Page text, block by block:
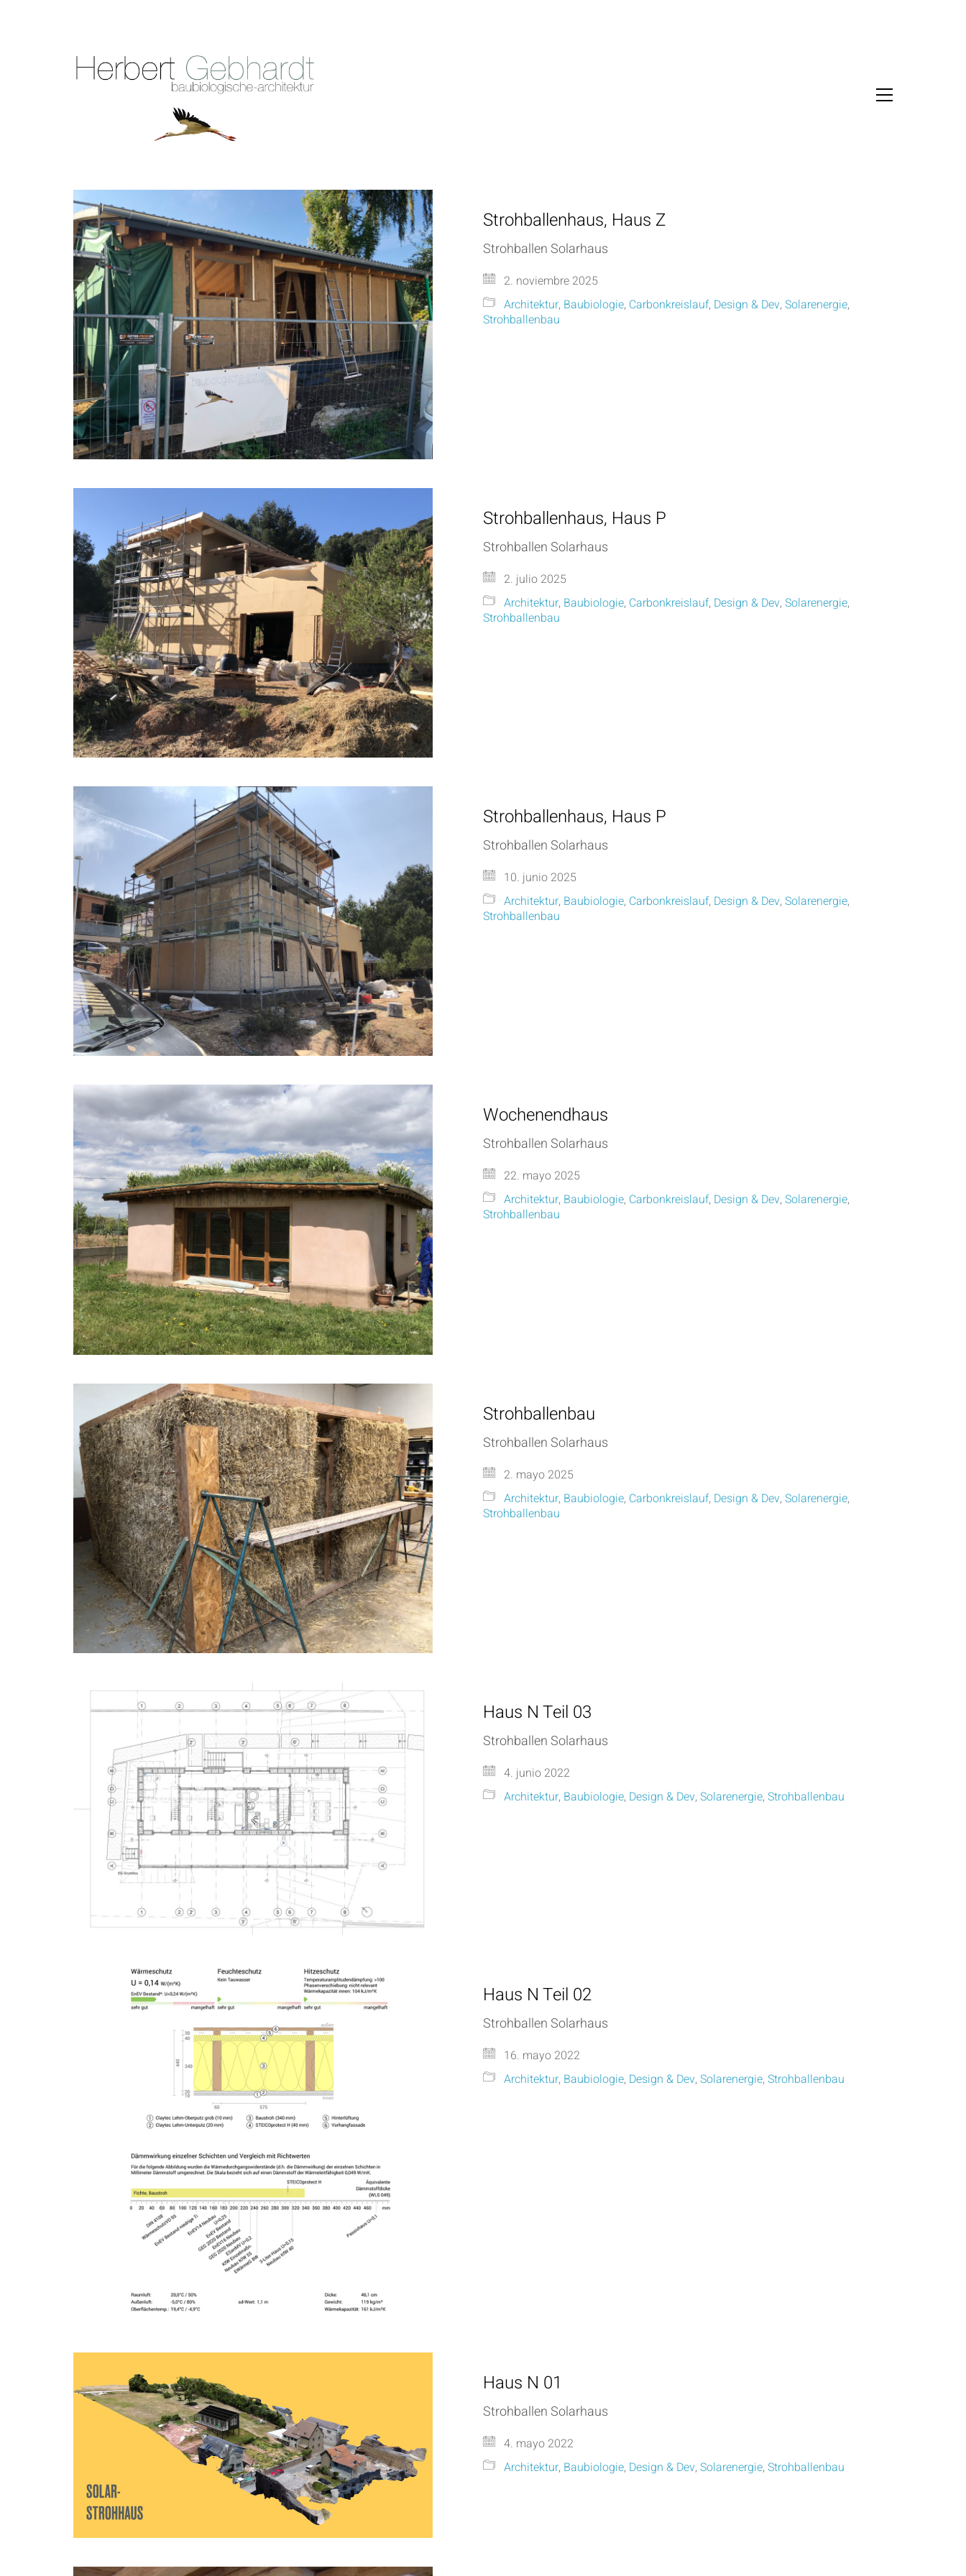
Strohballenhaus, Haus Z
Strohballen Solarhaus
2. noviembre 2025
Architektur, Baubiologie, Carbonkreislauf, Design & Dev, Solarenergie,
Strohballenbau
Strohballenhaus, Haus P
Strohballen Solarhaus
2. julio 2025
Architektur, Baubiologie, Carbonkreislauf, Design & Dev, Solarenergie,
Strohballenbau
Strohballenhaus, Haus P
Strohballen Solarhaus
10. junio 2025
Architektur, Baubiologie, Carbonkreislauf, Design & Dev, Solarenergie,
Strohballenbau
Wochenendhaus
Strohballen Solarhaus
22. mayo 2025
Architektur, Baubiologie, Carbonkreislauf, Design & Dev, Solarenergie,
Strohballenbau
Strohballenbau
Strohballen Solarhaus
2. mayo 2025
Architektur, Baubiologie, Carbonkreislauf, Design & Dev, Solarenergie,
Strohballenbau
Haus N Teil 03
Strohballen Solarhaus
4. junio 2022
Architektur, Baubiologie, Design & Dev, Solarenergie, Strohballenbau
Haus N Teil 02
Strohballen Solarhaus
16. mayo 2022
Architektur, Baubiologie, Design & Dev, Solarenergie, Strohballenbau
Haus N 01
Strohballen Solarhaus
4. mayo 2022
Architektur, Baubiologie, Design & Dev, Solarenergie, Strohballenbau